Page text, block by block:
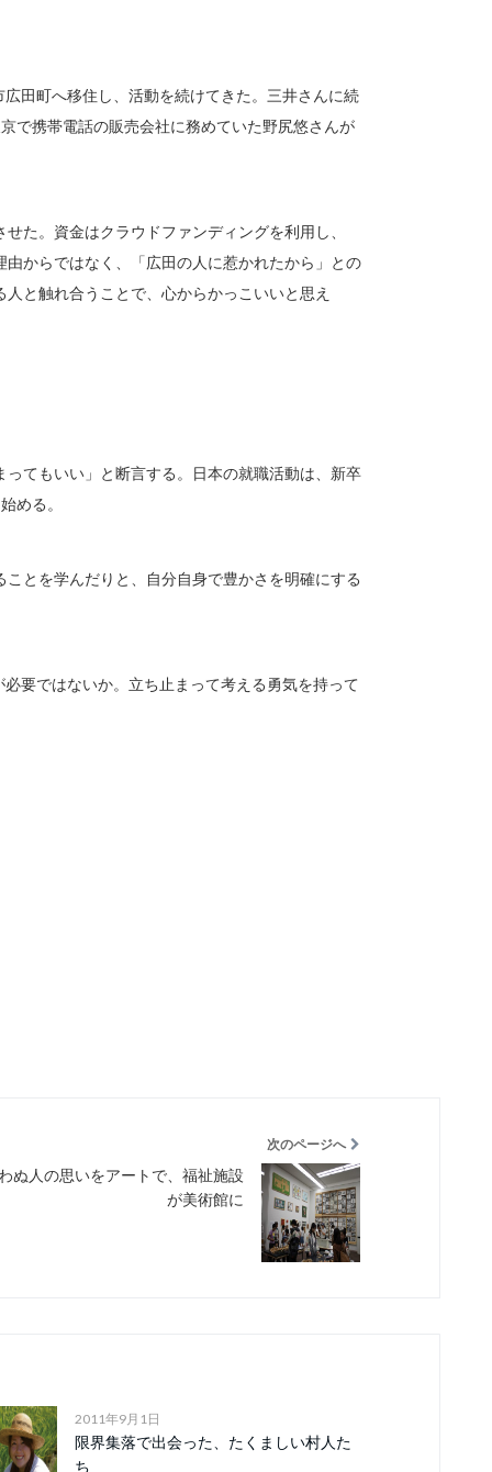
田町へ移住し、活動を続けてきた。三井さんに続
で携帯電話の販売会社に務めていた野尻悠さんが
た。資金はクラウドファンディングを利用し、
からではなく、「広田の人に惹かれたから」との
と触れ合うことで、心からかっこいいと思え
てもいい」と断言する。日本の就職活動は、新卒
める。
とを学んだりと、自分自身で豊かさを明確にする
要ではないか。立ち止まって考える勇気を持って
次のページへ
ぬ人の思いをアートで、福祉施設
が美術館に
2011年9月1日
限界集落で出会った、たくましい村人た
ち